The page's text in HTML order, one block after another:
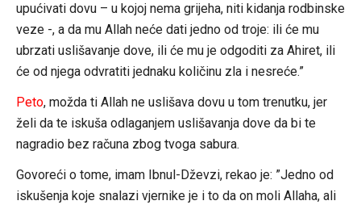
upućivati dovu – u kojoj nema grijeha, niti kidanja rodbinske
veze -, a da mu Allah neće dati jedno od troje: ili će mu
ubrzati uslišavanje dove, ili će mu je odgoditi za Ahiret, ili
će od njega odvratiti jednaku količinu zla i nesreće.”
Peto, možda ti Allah ne uslišava dovu u tom trenutku, jer
želi da te iskuša odlaganjem uslišavanja dove da bi te
nagradio bez računa zbog tvoga sabura.
Govoreći o tome, imam Ibnul-Dževzi, rekao je: ”Jedno od
iskušenja koje snalazi vjernike je i to da on moli Allaha, ali